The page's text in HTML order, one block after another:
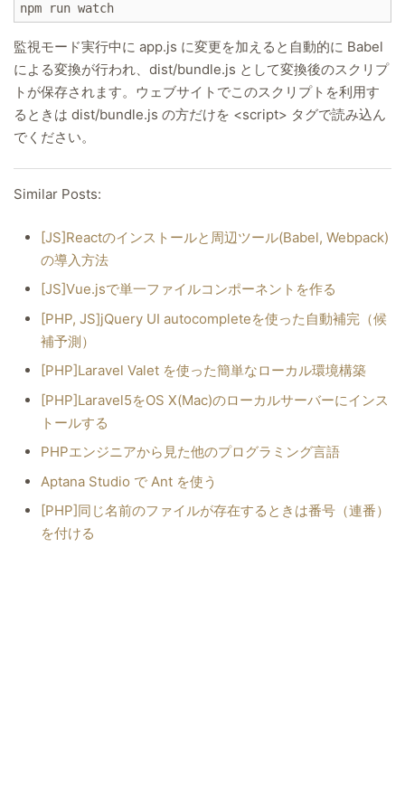
npm run watch
監視モード実行中に app.js に変更を加えると自動的に Babel
による変換が行われ、dist/bundle.js として変換後のスクリプ
トが保存されます。ウェブサイトでこのスクリプトを利用す
るときは dist/bundle.js の方だけを <script> タグで読み込ん
でください。
Similar Posts:
[JS]Reactのインストールと周辺ツール(Babel, Webpack)
の導入方法
[JS]Vue.jsで単一ファイルコンポーネントを作る
[PHP, JS]jQuery UI autocompleteを使った自動補完（候
補予測）
[PHP]Laravel Valet を使った簡単なローカル環境構築
[PHP]Laravel5をOS X(Mac)のローカルサーバーにインス
トールする
PHPエンジニアから見た他のプログラミング言語
Aptana Studio で Ant を使う
[PHP]同じ名前のファイルが存在するときは番号（連番）
を付ける